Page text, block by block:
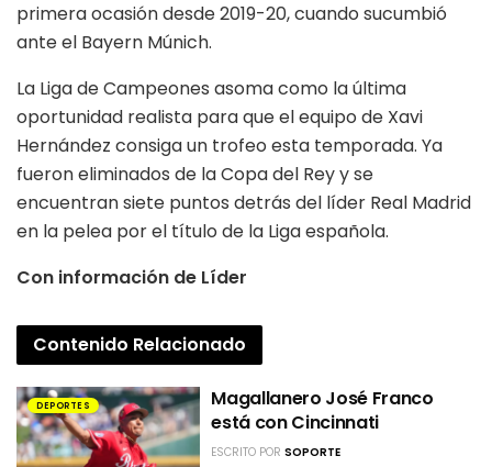
primera ocasión desde 2019-20, cuando sucumbió
ante el Bayern Múnich.
La Liga de Campeones asoma como la última
oportunidad realista para que el equipo de Xavi
Hernández consiga un trofeo esta temporada. Ya
fueron eliminados de la Copa del Rey y se
encuentran siete puntos detrás del líder Real Madrid
en la pelea por el título de la Liga española.
Con información de Líder
Contenido Relacionado
DEPORTES
Magallanero José Franco
está con Cincinnati
ESCRITO PORSOPORTE